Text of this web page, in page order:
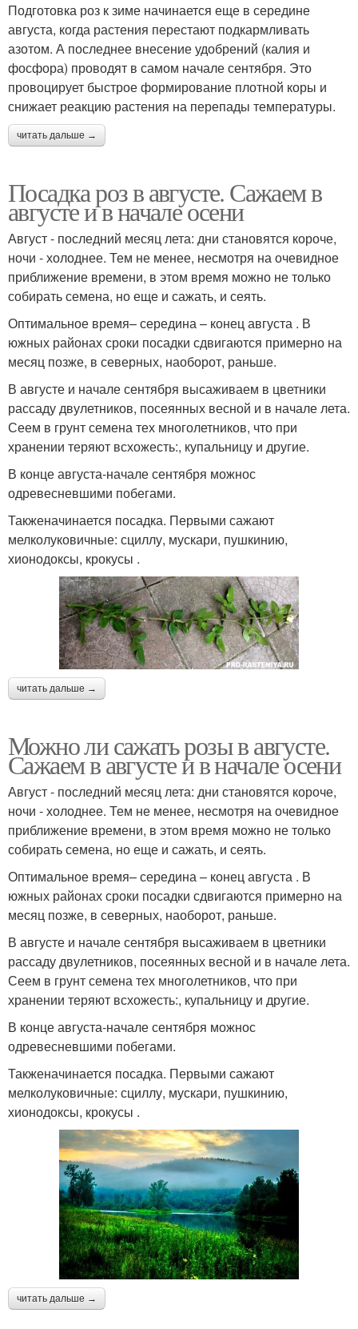
Подготовка роз к зиме начинается еще в середине
августа, когда растения перестают подкармливать
азотом. А последнее внесение удобрений (калия и
фосфора) проводят в самом начале сентября. Это
провоцирует быстрое формирование плотной коры и
снижает реакцию растения на перепады температуры.
читать дальше →
Посадка роз в августе. Сажаем в
августе и в начале осени
Август - последний месяц лета: дни становятся короче,
ночи - холоднее. Тем не менее, несмотря на очевидное
приближение времени, в этом время можно не только
собирать семена, но еще и сажать, и сеять.
Оптимальное время– середина – конец августа . В
южных районах сроки посадки сдвигаются примерно на
месяц позже, в северных, наоборот, раньше.
В августе и начале сентября высаживаем в цветники
рассаду двулетников, посеянных весной и в начале лета.
Сеем в грунт семена тех многолетников, что при
хранении теряют всхожесть:, купальницу и другие.
В конце августа-начале сентября можнос
одревесневшими побегами.
Такженачинается посадка. Первыми сажают
мелколуковичные: сциллу, мускари, пушкинию,
хионодоксы, крокусы .
читать дальше →
Можно ли сажать розы в августе.
Сажаем в августе и в начале осени
Август - последний месяц лета: дни становятся короче,
ночи - холоднее. Тем не менее, несмотря на очевидное
приближение времени, в этом время можно не только
собирать семена, но еще и сажать, и сеять.
Оптимальное время– середина – конец августа . В
южных районах сроки посадки сдвигаются примерно на
месяц позже, в северных, наоборот, раньше.
В августе и начале сентября высаживаем в цветники
рассаду двулетников, посеянных весной и в начале лета.
Сеем в грунт семена тех многолетников, что при
хранении теряют всхожесть:, купальницу и другие.
В конце августа-начале сентября можнос
одревесневшими побегами.
Такженачинается посадка. Первыми сажают
мелколуковичные: сциллу, мускари, пушкинию,
хионодоксы, крокусы .
читать дальше →